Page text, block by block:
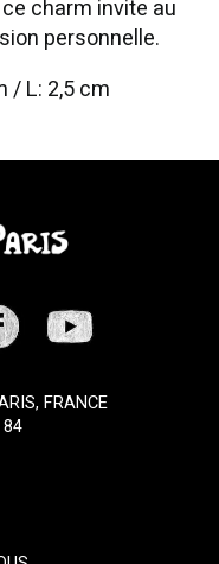
charm invite au
personnelle.
/ L: 2,5 cm
FRANCE